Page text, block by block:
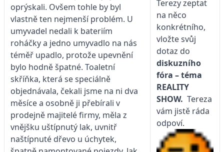
oprýskali. Ovšem tohle by byl
vlastně ten nejmenší problém. U
umyvadel nedali k bateriím
roháčky a jedno umyvadlo na nás
téměř upadlo, protože upevnění
bylo hodně špatné. Toaletní
skříňka, která se speciálně
objednávala, čekali jsme na ni dva
měsíce a osobně ji přebírali v
prodejně majitelé firmy, měla z
vnějšku uštípnutý lak, uvnitř
naštípnuté dřevo u úchytek,
Terezy zeptat
na něco
konkrétního,
vložte svůj
dotaz do
diskuzního
fóra – téma
REALITY
SHOW. Tereza
vám jistě ráda
odpoví.